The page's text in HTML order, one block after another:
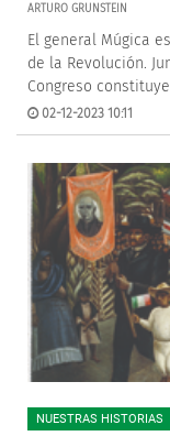
ARTURO GRUNSTEIN
El general Múgica
de la Revolución.
Congreso
02-12-2023 10:11
NUESTRAS HISTORIAS